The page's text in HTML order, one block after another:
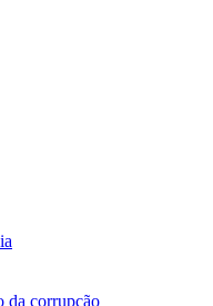
da corrupção